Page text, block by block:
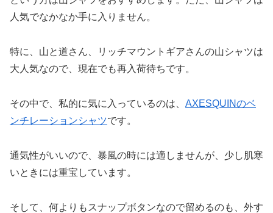
人気でなかなか手に入りません。
特に、山と道さん、リッチマウントギアさんの山シャツは
大人気なので、現在でも再入荷待ちです。
その中で、私的に気に入っているのは、 AXESQUINのベ
ンチレーションシャツです。
通気性がいいので、暴風の時には適しませんが、少し肌寒
いときには重宝しています。
そして、何よりもスナップボタンなので留めるのも、外す